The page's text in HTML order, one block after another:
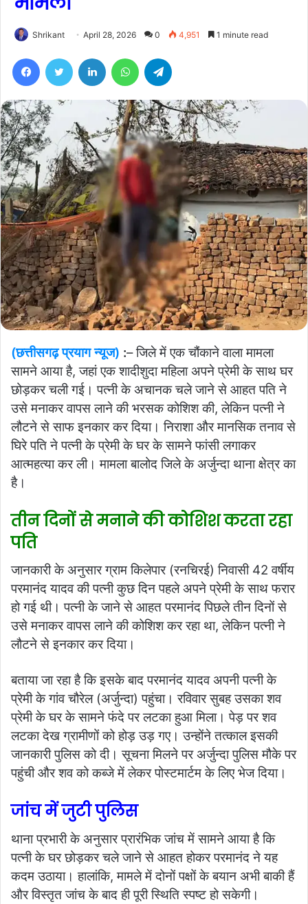
Shrikant April 28, 2026 0 4,951 1 minute read
(छत्तीसगढ़ प्रयाग न्यूज) :– जिले में एक चौंकाने वाला मामला
सामने आया है, जहां एक शादीशुदा महिला अपने प्रेमी के साथ घर
छोड़कर चली गई। पत्नी के अचानक चले जाने से आहत पति ने
उसे मनाकर वापस लाने की भरसक कोशिश की, लेकिन पत्नी ने
लौटने से साफ इनकार कर दिया। निराशा और मानसिक तनाव से
घिरे पति ने पत्नी के प्रेमी के घर के सामने फांसी लगाकर
आत्महत्या कर ली। मामला बालोद जिले के अर्जुन्दा थाना क्षेत्र का
है।
तीन दिनों से मनाने की कोशिश करता रहा
पति
जानकारी के अनुसार ग्राम किलेपार (रनचिरई) निवासी 42 वर्षीय
परमानंद यादव की पत्नी कुछ दिन पहले अपने प्रेमी के साथ फरार
हो गई थी। पत्नी के जाने से आहत परमानंद पिछले तीन दिनों से
उसे मनाकर वापस लाने की कोशिश कर रहा था, लेकिन पत्नी ने
लौटने से इनकार कर दिया।
बताया जा रहा है कि इसके बाद परमानंद यादव अपनी पत्नी के
प्रेमी के गांव चौरेल (अर्जुन्दा) पहुंचा। रविवार सुबह उसका शव
प्रेमी के घर के सामने फंदे पर लटका हुआ मिला। पेड़ पर शव
लटका देख ग्रामीणों को होड़ उड़ गए। उन्होंने तत्काल इसकी
जानकारी पुलिस को दी। सूचना मिलने पर अर्जुन्दा पुलिस मौके पर
पहुंची और शव को कब्जे में लेकर पोस्टमार्टम के लिए भेज दिया।
जांच में जुटी पुलिस
थाना प्रभारी के अनुसार प्रारंभिक जांच में सामने आया है कि
पत्नी के घर छोड़कर चले जाने से आहत होकर परमानंद ने यह
कदम उठाया। हालांकि, मामले में दोनों पक्षों के बयान अभी बाकी हैं
और विस्तृत जांच के बाद ही पूरी स्थिति स्पष्ट हो सकेगी।